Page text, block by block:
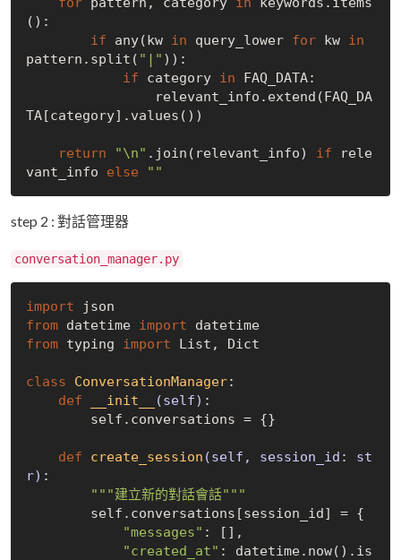
():
if any(kw in query_lower for kw in
pattern.split( "|" )):
if category in FAQ_DATA:
TA[category].values())
return "\n" .join(relevant_info) if rele
vant_info else ""
step 2 : 對話管理器
conversation_manager.py
import
from datetime import
datetime
from typing import List, Dict
class ConversationManager:
def
__init__ (self) :
def create_session (self, session_id: st
r) :
"""建立新的對話會話"""
"messages" : [],
"created_at" : datetime.now().is